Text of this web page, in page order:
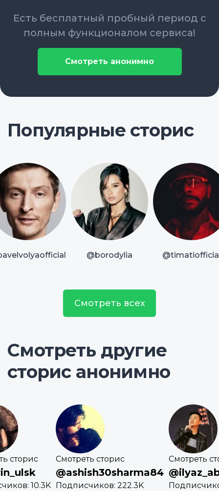
Есть бесплатный пробный период с
полным функционалом сервиса!
Смотреть анонимно
Популярные сторис
@borodylia
Смотреть всех
Смотреть другие
сторис анонимно
сторис
10.3K
Смотреть сторис
@ashish30sharma84
Подписчиков: 222.3K
Смотреть